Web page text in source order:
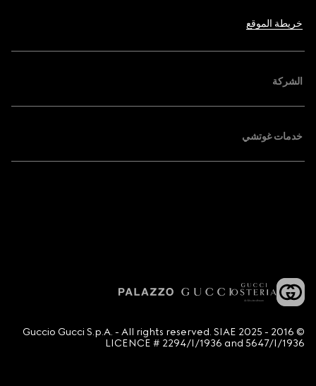
خريطة الموقع
الشركة
خدمات غوتشي
© 2016 - 2025 Guccio Gucci S.p.A. - All rights reserved. SIAE
LICENCE # 2294/I/1936 and 5647/I/1936